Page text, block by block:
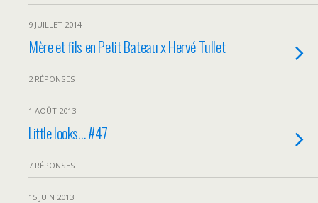
9 JUILLET 2014
Mère et fils en Petit Bateau x Hervé Tullet
2 RÉPONSES
1 AOÛT 2013
Little looks… #47
7 RÉPONSES
15 JUIN 2013